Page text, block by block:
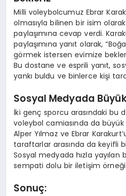
Milli voleybolcumuz Ebrar
olmasıyla bilinen bir isim olarak
paylaşımına cevap verdi.
paylaşımına yanıt olarak,
görmek istersen evimize
Bu dostane ve esprili yanıt,
yankı buldu ve binlerce kişi
Sosyal Medyada
İki genç sporcu arasındaki bu
voleybol camiasında da büyük
Alper Yılmaz ve Ebrar
taraftarlar arasında da keyifli
Sosyal medyada hızla yayılan
sempati dolu bir iletişim
Sonuç: